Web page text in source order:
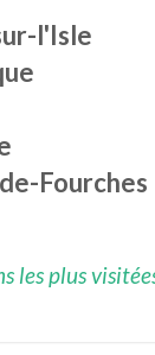
l'Isle
Fourches
les plus